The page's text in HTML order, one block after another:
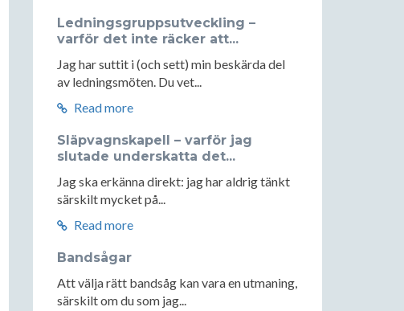
Ledningsgruppsutveckling –
varför det inte räcker att...
Jag har suttit i (och sett) min beskärda del
av ledningsmöten. Du vet...
Read more
Släpvagnskapell – varför jag
slutade underskatta det...
Jag ska erkänna direkt: jag har aldrig tänkt
särskilt mycket på...
Read more
Bandsågar
Att välja rätt bandsåg kan vara en utmaning,
särskilt om du som jag...